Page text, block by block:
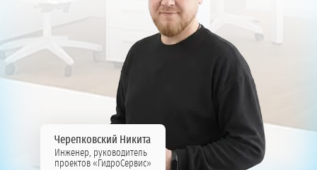
Черепковский Никита
Инженер, руководитель
проектов «ГидроСервис»